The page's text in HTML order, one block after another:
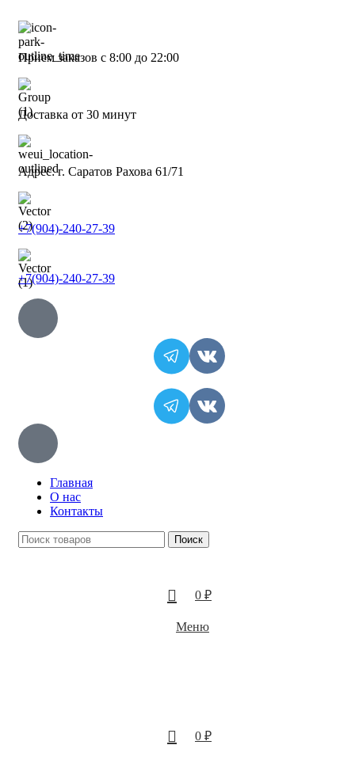
Прием заказов с 8:00 до 22:00
Доставка от 30 минут
Адрес: г. Саратов Рахова 61/71
+7(904)-240-27-39
+7(904)-240-27-39
Главная
О нас
Контакты
Поиск
0 ₽
Меню
0 ₽